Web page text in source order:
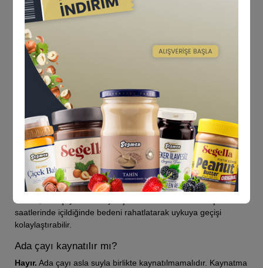
İlaç Etkileşimleri:Diyabet ilaçları veya sakinleştiricilerle
etkileşime girebilir.
Günlük Doz Sınırı:
fazla ada çayı tüketilmesi önerilmez. Uzun süreli ve aşırı
kullanım karaciğere yük bindirebilir.
Ada Çayı Hakkında Sıkça Sorulan
Ada çayı her gün içilir mi?
Günde 1-2 fincanı geçmemek kaydıyla düzenli içilebilir. Ancak
vücudu dinlendirmek adına 2 hafta içtikten sonra 1 hafta ara
vermek en sağlıklı yaklaşımdır.
Gece içilirse uyku kaçırır mı?
saatlerinde içildiğinde bedeni rahatlatarak uykuya geçişi
kolaylaştırabilir.
Ada çayı kaynatılır mı?
Hayır. Ada çayı asla suyla birlikte kaynatılmamalıdır. Kaynatma